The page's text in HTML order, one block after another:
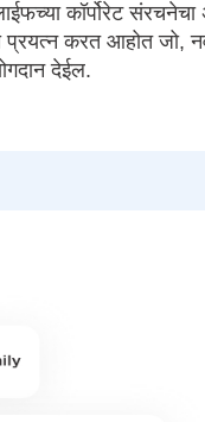
लाईफच्या कॉर्पोरेट
प्रयत्न करत आहोत जो,
देईल.